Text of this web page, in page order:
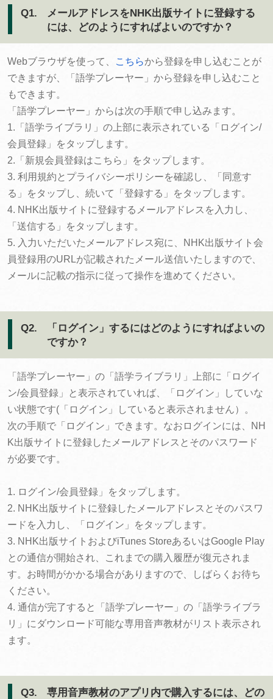
Q1.
メールアドレスをNHK出版サイトに登録する
には、どのようにすればよいのですか？
Webブラウザを使って、 こちらから登録を申し込むことが
できますが、「語学プレーヤー」から登録を申し込むこと
もできます。
「語学プレーヤー」からは次の手順で申し込みます。
1.「語学ライブラリ」の上部に表示されている「ログイン/
会員登録」をタップします。
2.「新規会員登録はこちら」をタップします。
3. 利用規約とプライバシーポリシーを確認し、「同意す
る」をタップし、続いて「登録する」をタップします。
4. NHK出版サイトに登録するメールアドレスを入力し、
「送信する」をタップします。
5. 入力いただいたメールアドレス宛に、NHK出版サイト会
員登録用のURLが記載されたメール送信いたしますので、
メールに記載の指示に従って操作を進めてください。
Q2.
「ログイン」するにはどのようにすればよいの
ですか？
「語学プレーヤー」の「語学ライブラリ」上部に「ログイ
ン/会員登録」と表示されていれば、「ログイン」していな
い状態です(「ログイン」していると表示されません）。
次の手順で「ログイン」できます。なおログインには、NH
K出版サイトに登録したメールアドレスとそのパスワード
が必要です。
1. ログイン/会員登録」をタップします。
2. NHK出版サイトに登録したメールアドレスとそのパスワ
ードを入力し、「ログイン」をタップします。
3. NHK出版サイトおよびiTunes StoreあるいはGoogle Play
との通信が開始され、これまでの購入履歴が復元されま
す。お時間がかかる場合がありますので、しばらくお待ち
ください。
4. 通信が完了すると「語学プレーヤー」の「語学ライブラ
リ」にダウンロード可能な専用音声教材がリスト表示され
ます。
Q3.
専用音声教材のアプリ内で購入するには、どの